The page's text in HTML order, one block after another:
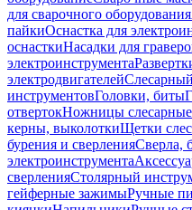
для сварочного оборудования
пайкиОснастка для
оснасткиНасадки для
электроинструмента
электродвигателей
инструментовГоловки, биты
отвертокНожницы слесарные
керны, выколоткиЩетки
бурения и сверленияСверла,
электроинструмента
сверленияСтолярный
гейферные зажимыРучные